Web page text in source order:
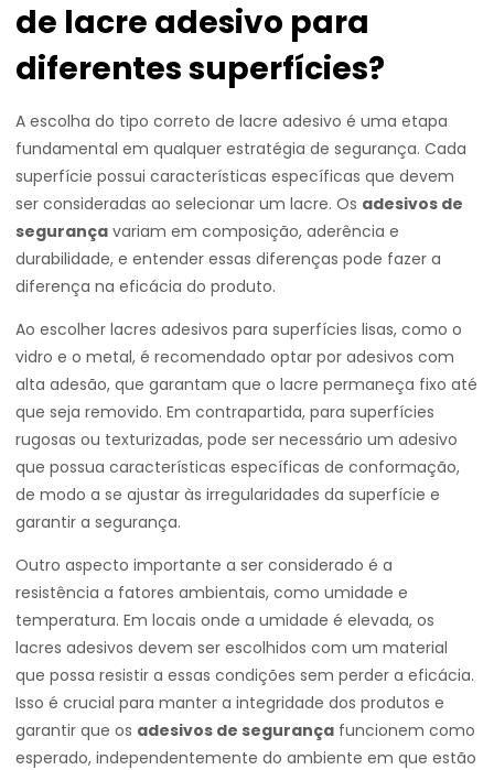
de lacre adesivo para
diferentes superfícies?
A escolha do tipo correto de lacre adesivo é uma etapa
fundamental em qualquer estratégia de segurança. Cada
superfície possui características específicas que devem
ser consideradas ao selecionar um lacre. Os adesivos de
segurança variam em composição, aderência e
durabilidade, e entender essas diferenças pode fazer a
diferença na eficácia do produto.
Ao escolher lacres adesivos para superfícies lisas, como o
vidro e o metal, é recomendado optar por adesivos com
alta adesão, que garantam que o lacre permaneça fixo até
que seja removido. Em contrapartida, para superfícies
rugosas ou texturizadas, pode ser necessário um adesivo
que possua características específicas de conformação,
de modo a se ajustar às irregularidades da superfície e
garantir a segurança.
Outro aspecto importante a ser considerado é a
resistência a fatores ambientais, como umidade e
temperatura. Em locais onde a umidade é elevada, os
lacres adesivos devem ser escolhidos com um material
que possa resistir a essas condições sem perder a eficácia.
Isso é crucial para manter a integridade dos produtos e
garantir que os adesivos de segurança funcionem como
esperado, independentemente do ambiente em que estão